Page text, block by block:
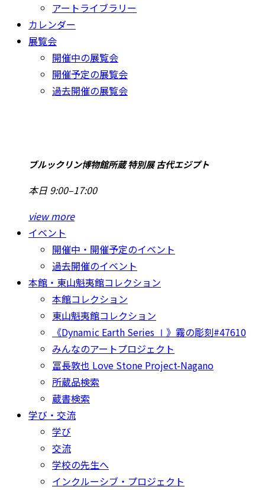
アートライブラリー
カレンダー
展覧会
開催中の展覧会
開催予定の展覧会
過去開催の展覧会
ブルックリン博物館所蔵 特別展 古代エジプト
本日 9:00–17:00
view more
イベント
開催中・開催予定のイベント
過去開催のイベント
本館・東山魁夷館コレクション
本館コレクション
東山魁夷館コレクション
《Dynamic Earth Series Ⅰ》霧の彫刻#47610
みんなのアートプロジェクト
冨長敦也 Love Stone Project-Nagano
所蔵品検索
蔵書検索
学び・交流
学び
交流
学校の先生へ
インクルーシブ・プロジェクト